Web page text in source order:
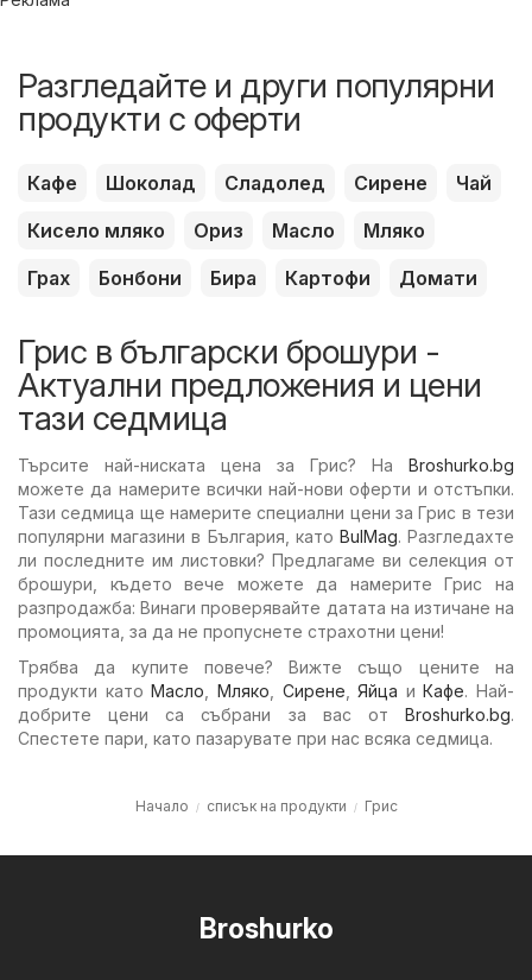
Разгледайте и други популярни
продукти с оферти
Кафе Шоколад Сладолед Сирене
Чай
Кисело мляко
Ориз Масло
Мляко
Грах
Бонбони Бира Картофи Домати
Грис в български брошури -
Актуални предложения и цени
тази седмица
Търсите най-ниската цена за Грис? На Broshurko.bg
можете да намерите всички най-нови оферти и отстъпки.
Тази седмица ще намерите специални цени за Грис в тези
популярни магазини в България, като BulMag. Разгледахте
ли последните им листовки? Предлагаме ви селекция от
брошури, където вече можете да намерите Грис на
разпродажба: Винаги проверявайте датата на изтичане на
промоцията, за да не пропуснете страхотни цени!
Трябва да купите повече? Вижте също цените на
продукти катоМасло Мляко Сирене ,Яйца иКафе. Най-
добрите цени са събрани за вас от Broshurko.bg.
Спестете пари, като пазарувате при нас всяка седмица.
Начало списък на продукти Грис
Broshurko